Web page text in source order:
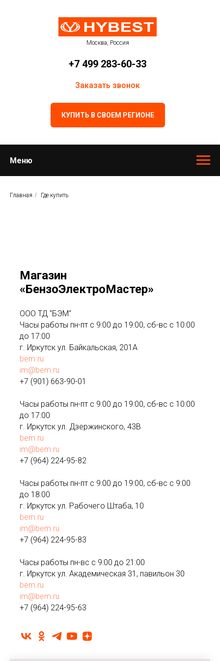
Москва, Россия
+7 499 283-60-33
Заказать звонок
КУПИТЬ В СВОЕМ РЕГИОНЕ
Меню
Главная / Где купить
Магазин
«БензоЭлектроМастер»
ООО ТД "БЭМ"
Часы работы пн-пт с 9:00 до 19:00, сб-вс с 10:00
до 17:00
г. Иркутск ул. Байкальская, 201А
bem.ru
im@bem.ru
+7 (901) 663-90-01
Часы работы пн-пт с 9:00 до 19:00, сб-вс с 10:00
до 17:00
г. Иркутск ул. Дзержинского, 43В
bem.ru
im@bem.ru
+7 (964) 224-95-82
Часы работы пн-пт с 9:00 до 19:00, сб-вс с 9:00
до 18:00
г. Иркутск ул. Рабочего Штаба, 10
bem.ru
im@bem.ru
+7 (964) 224-95-83
Часы работы пн-вс с 9:00 до 21:00
г. Иркутск ул. Академическая 31, павильон 30
bem.ru
im@bem.ru
+7 (964) 224-95-63